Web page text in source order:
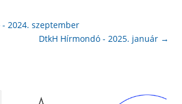
2024. szeptember
DtkH Hírmondó - 2025. január→